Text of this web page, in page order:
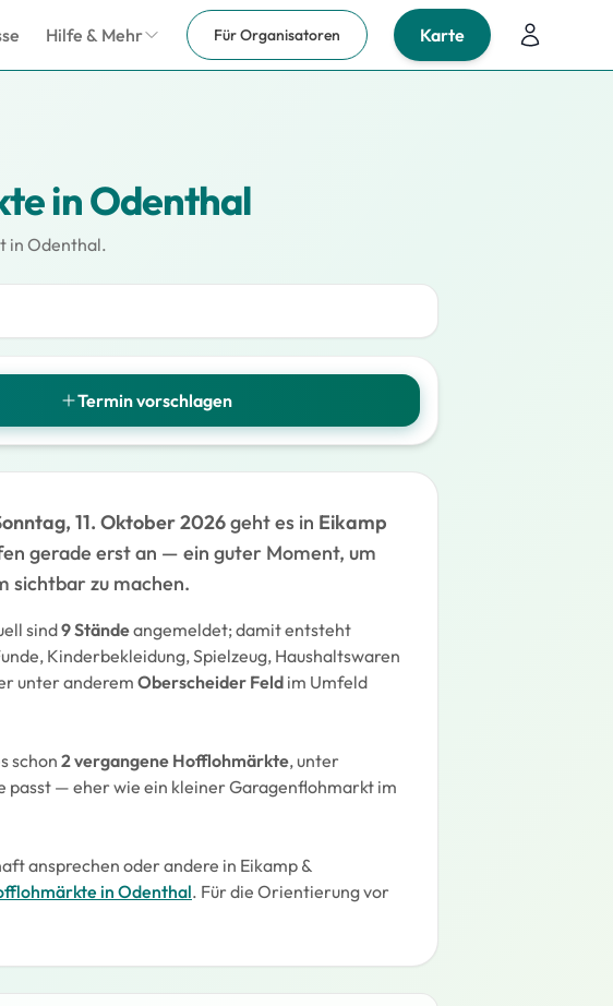
Hilfe & Mehr Für Organisatoren Karte
in Odenthal
in Odenthal.
Termin vorschlagen
11. Oktober 2026geht es in Eikamp
gerade erst an — ein guter Moment, um
sichtbar zu machen.
sind9 Ständeangemeldet; damit entsteht
Kinderbekleidung, Spielzeug, Haushaltswaren
unter anderem Oberscheider Feld im Umfeld
schon2 vergangene Hofflohmärkte, unter
passt — eher wie ein kleiner Garagenflohmarkt im
ansprechen oder andere in Eikamp &
in Odenthal. Für die Orientierung vor